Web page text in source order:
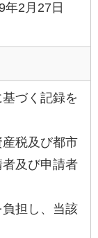
年2月27日
づく記録を
税及び都市
及び申請者
担し、当該